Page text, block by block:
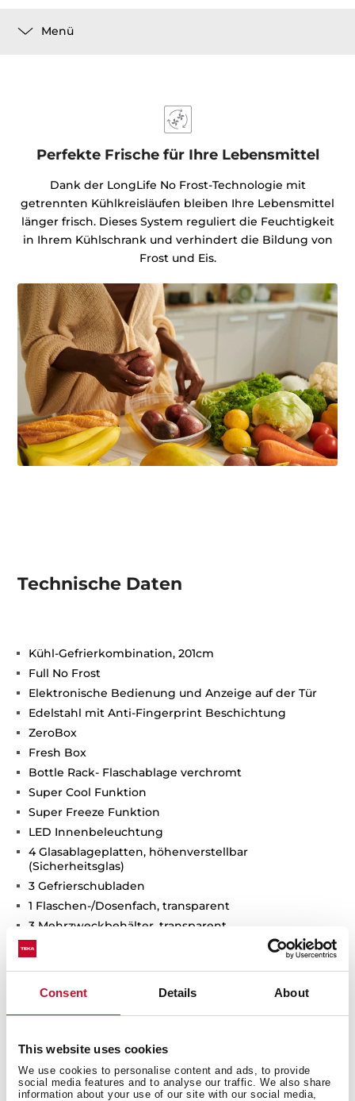
Consent Details About
This website uses cookies
We use cookies to personalise content and ads, to provide
social media features and to analyse our traffic. We also share
information about your use of our site with our social media,
Menü
Perfekte Frische für Ihre Lebensmittel
Dank der LongLife No Frost-Technologie mit
getrennten Kühlkreisläufen bleiben Ihre Lebensmittel
länger frisch. Dieses System reguliert die Feuchtigkeit
in Ihrem Kühlschrank und verhindert die Bildung von
Frost und Eis.
Technische Daten
Kühl-Gefrierkombination, 201cm
Full No Frost
Elektronische Bedienung und Anzeige auf der Tür
Edelstahl mit Anti-Fingerprint Beschichtung
ZeroBox
Fresh Box
Bottle Rack- Flaschablage verchromt
Super Cool Funktion
Super Freeze Funktion
LED Innenbeleuchtung
4 Glasablageplatten, höhenverstellbar
(Sicherheitsglas)
3 Gefrierschubladen
1 Flaschen-/Dosenfach, transparent
3 Mehrzweckbehälter, transparent
Brutto-Inhalt: 350 Liter
davon 0° C-Zone: 21 Liter